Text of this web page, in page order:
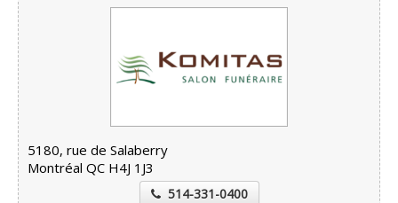
5180, rue de Salaberry
Montréal QC H4J 1J3
514-331-0400